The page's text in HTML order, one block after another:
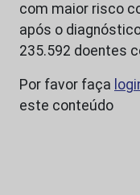
com maior risco
após o
235.592 doentes
Por favor faça
este conteúdo